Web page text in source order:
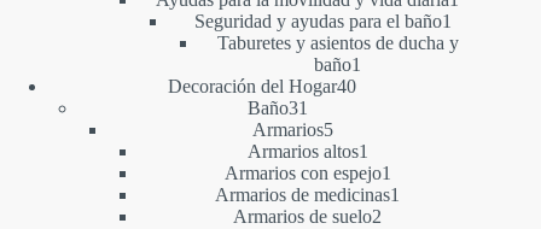
Seguridad y ayudas para el baño1
producto
Taburetes y asientos de ducha y
baño1
Decoración del Hogar4040
Baño31
productos
Armarios55
productos
Armarios altos1
producto
Armarios con espejo1
producto
Armarios de medicinas1
Armarios de suelo2